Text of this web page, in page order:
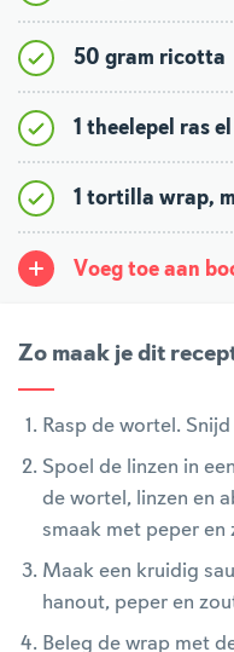
50 gram ricotta
1 theelepel ras
1 tortilla wrap,
Voeg toe aan
Zo maak je dit
Rasp de wortel.
Spoel de linzen in
de wortel, linzen en
smaak met peper en
Maak een kruidig
hanout, peper en
Beleg de wrap met